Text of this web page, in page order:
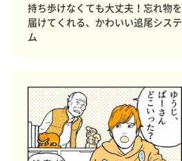
持ち歩けなくても大丈夫！忘れ物を
届けてくれる、かわいい追尾システ
ム